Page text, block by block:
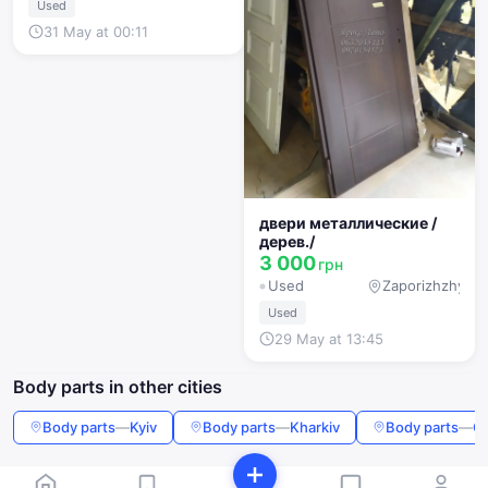
Used
31 May at 00:11
двери металлические /
дерев./
3 000грн
Used Zaporizhzhya
Used
29 May at 13:45
Body parts in other cities
Body parts—Kyiv Body parts—Kharkiv Body parts—